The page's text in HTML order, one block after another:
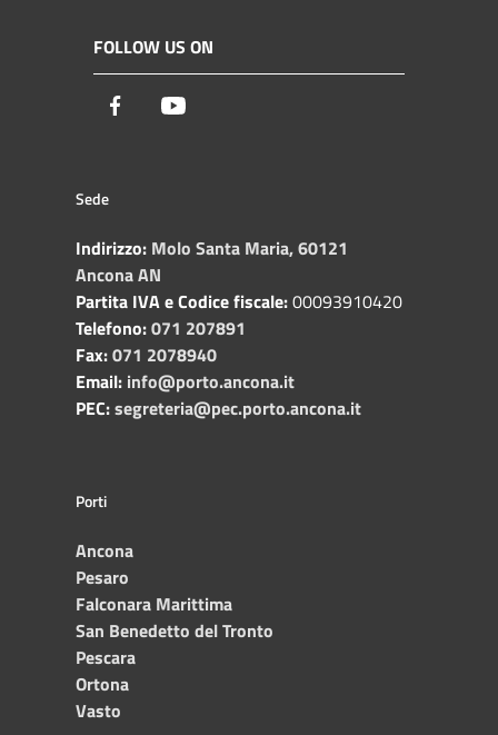
FOLLOW US ON
Facebook
Sede
Indirizzo: Molo Santa Maria, 60121
Ancona AN
Partita IVA e Codice fiscale:00093910420
Telefono:071 207891
Fax:071 2078940
Email: info@porto.ancona.it
PEC:segreteria@pec.porto.ancona.it
Porti
Ancona
Pesaro
Falconara Marittima
San Benedetto del Tronto
Pescara
Ortona
Vasto